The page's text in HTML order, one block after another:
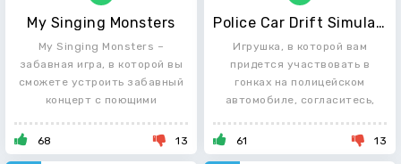
My Singing Monsters
My Singing Monsters –
забавная игра, в которой вы
сможете устроить забавный
концерт с поющими
68 13
Police Car Drift Simulator
Игрушка, в которой вам
придется участвовать в
гонках на полицейском
автомобиле, согласитесь,
61 13